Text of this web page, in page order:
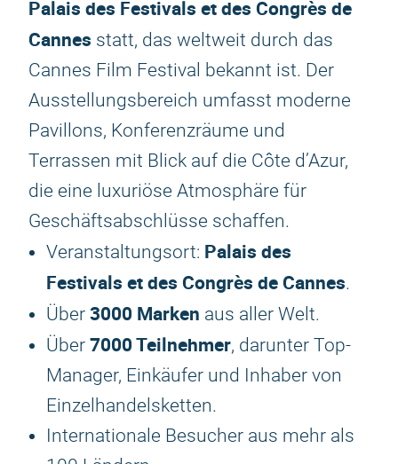
Palais des Festivals et des Congrès de
Cannes statt, das weltweit durch das
Cannes Film Festival bekannt ist. Der
Ausstellungsbereich umfasst moderne
Pavillons, Konferenzräume und
Terrassen mit Blick auf die Côte d’Azur,
die eine luxuriöse Atmosphäre für
Geschäftsabschlüsse schaffen.
Veranstaltungsort: Palais des
Festivals et des Congrès de Cannes.
Über 3000 Marken aus aller Welt.
Über 7000 Teilnehmer, darunter Top-
Manager, Einkäufer und Inhaber von
Einzelhandelsketten.
Internationale Besucher aus mehr als